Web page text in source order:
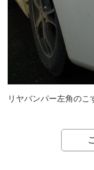
リヤバンパー左角のこ